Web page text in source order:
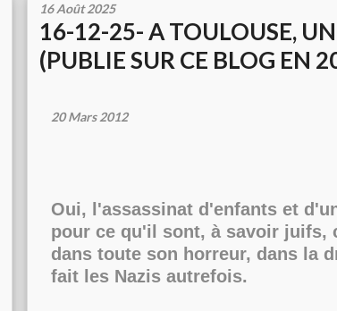
16 Août 2025
16-12-25- A TOULOUSE,
(PUBLIE SUR CE BLOG EN
20 Mars 2012
Oui, l'assassinat d'enfants et
pour ce qu'il sont, à savoir juifs,
dans toute son horreur, dans la
fait les Nazis autrefois.